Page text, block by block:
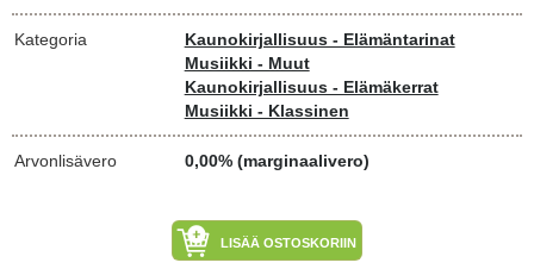
Kategoria
Kaunokirjallisuus - Elämäntarinat
Musiikki - Muut
Kaunokirjallisuus - Elämäkerrat
Musiikki - Klassinen
Arvonlisävero 0,00% (marginaalivero)
LISÄÄ OSTOSKORIIN